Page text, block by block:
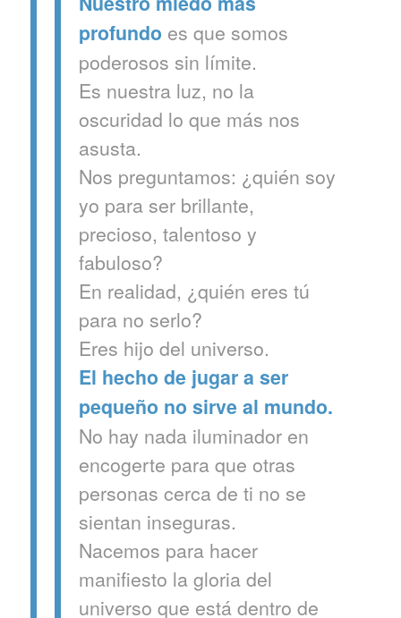
profundo es que somos
poderosos sin límite.
Es nuestra luz, no la
oscuridad lo que más nos
asusta.
Nos preguntamos: ¿quién soy
yo para ser brillante,
precioso, talentoso y
fabuloso?
En realidad, ¿quién eres tú
para no serlo?
Eres hijo del universo.
El hecho de jugar a ser
pequeño no sirve al mundo.
No hay nada iluminador en
encogerte para que otras
personas cerca de ti no se
sientan inseguras.
Nacemos para hacer
manifiesto la gloria del
universo que está dentro de